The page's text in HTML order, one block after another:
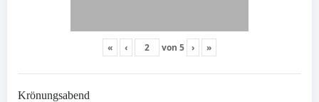
« ‹ von 5 › »
Krönungsabend